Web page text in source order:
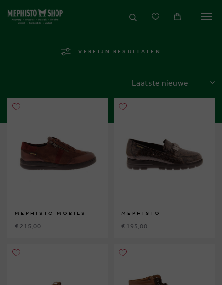
VERFIJN RESULTATEN
SORTEREN
MEPHISTO MOBILS
€ 215,00
MEPHISTO
€ 195,00